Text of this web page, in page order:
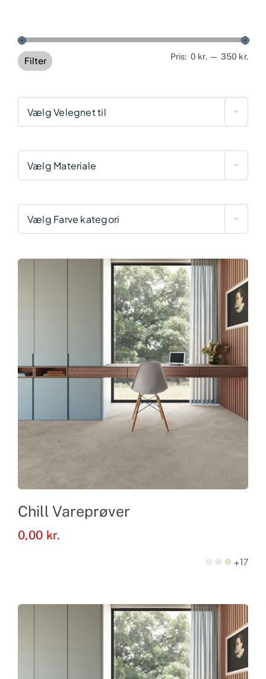
Filter Pris: 0 kr.— 350 kr.
Vælg Velegnet til
Vælg Materiale
Vælg Farve kategori
Chill Vareprøver
0,00 kr.
+17